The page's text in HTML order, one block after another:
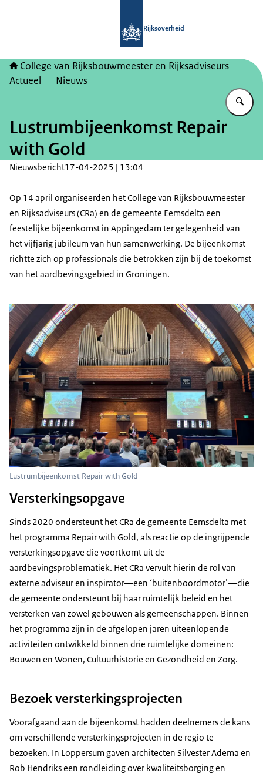
Rijksoverheid
College van Rijksbouwmeester en Rijksadviseurs
Actueel
Nieuws
Lustrumbijeenkomst Repair
with Gold
Nieuwsbericht17-04-2025 | 13:04
Op 14 april organiseerden het College van Rijksbouwmeester
en Rijksadviseurs (CRa) en de gemeente Eemsdelta een
feestelijke bijeenkomst in Appingedam ter gelegenheid van
het vijfjarig jubileum van hun samenwerking. De bijeenkomst
richtte zich op professionals die betrokken zijn bij de toekomst
van het aardbevingsgebied in Groningen.
Lustrumbijeenkomst Repair with Gold
Versterkingsopgave
Sinds 2020 ondersteunt het CRa de gemeente Eemsdelta met
het programma Repair with Gold, als reactie op de ingrijpende
versterkingsopgave die voortkomt uit de
aardbevingsproblematiek. Het CRa vervult hierin de rol van
externe adviseur en inspirator—een ‘buitenboordmotor’—die
de gemeente ondersteunt bij haar ruimtelijk beleid en het
versterken van zowel gebouwen als gemeenschappen. Binnen
het programma zijn in de afgelopen jaren uiteenlopende
activiteiten ontwikkeld binnen drie ruimtelijke domeinen:
Bouwen en Wonen, Cultuurhistorie en Gezondheid en Zorg.
Bezoek versterkingsprojecten
Voorafgaand aan de bijeenkomst hadden deelnemers de kans
om verschillende versterkingsprojecten in de regio te
bezoeken. In Loppersum gaven architecten Silvester Adema en
Rob Hendriks een rondleiding over kwaliteitsborging en